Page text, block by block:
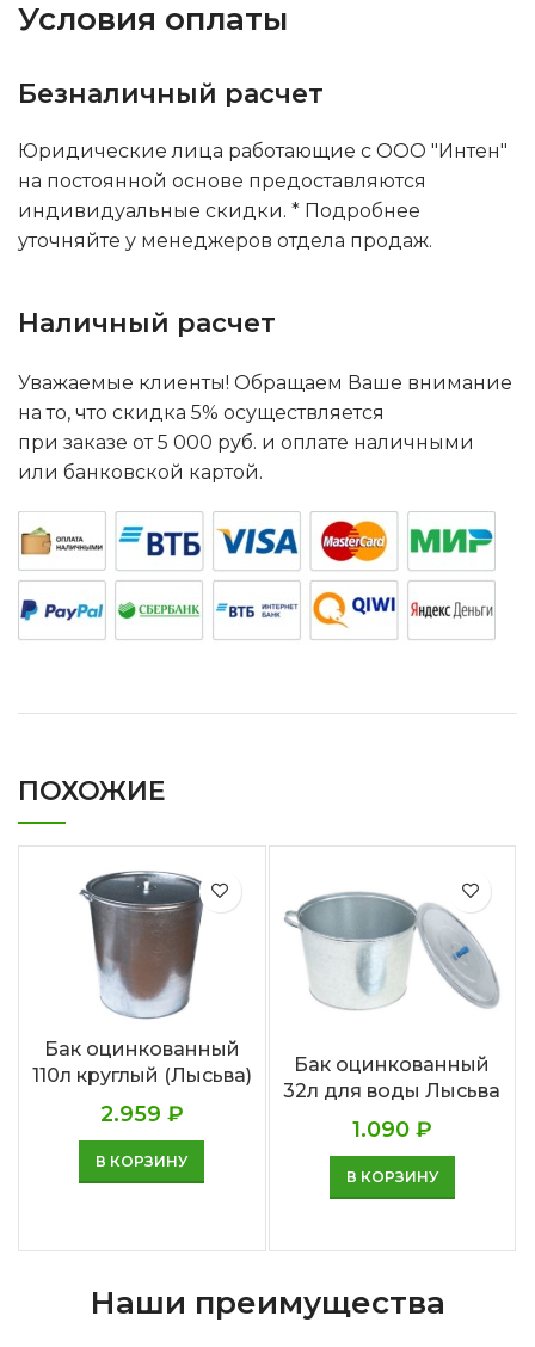
Условия оплаты
Безналичный расчет
Юридические лица работающие с ООО "Интен"
на постоянной основе предоставляются
индивидуальные скидки. * Подробнее
уточняйте у менеджеров отдела продаж.
Наличный расчет
Уважаемые клиенты! Обращаем Ваше внимание
на то, что скидка 5% осуществляется
при заказе от 5 000 руб. и оплате наличными
или банковской картой.
ПОХОЖИЕ
Бак оцинкованный
110л круглый (Лысьва)
2.959 ₽
В КОРЗИНУ
Бак оцинкованный
32л для воды Лысьва
1.090 ₽
В КОРЗИНУ
Наши преимущества